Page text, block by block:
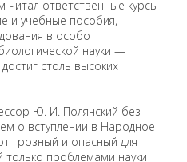
читал ответственные курсы
и учебные пособия,
в особо
науки —
столь высоких
Ю. И. Полянский без
о вступлении в Народное
грозный и опасный для
проблемами науки